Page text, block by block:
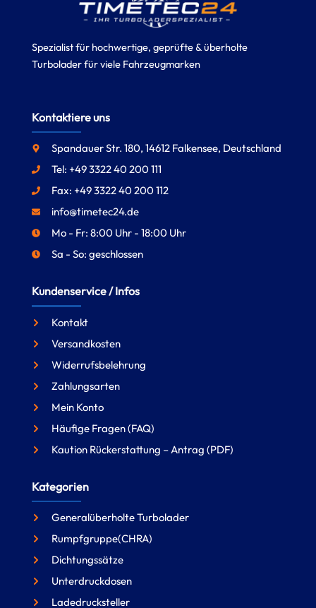
Spezialist für hochwertige, geprüfte & überholte
Turbolader für viele Fahrzeugmarken
Kontaktiere uns
Spandauer Str. 180, 14612 Falkensee, Deutschland
Tel: +49 3322 40 200 111
Fax: +49 3322 40 200 112
info@timetec24.de
Mo - Fr: 8:00 Uhr - 18:00 Uhr
Sa - So: geschlossen
Kundenservice / Infos
Kontakt
Versandkosten
Widerrufsbelehrung
Zahlungsarten
Mein Konto
Häufige Fragen (FAQ)
Kaution Rückerstattung – Antrag (PDF)
Kategorien
Generalüberholte Turbolader
Rumpfgruppe(CHRA)
Dichtungssätze
Unterdruckdosen
Ladedrucksteller